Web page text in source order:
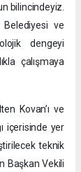
bilincindeyiz.
ve
dengeyi
çalışmaya
Kovan’ı ve
içerisinde yer
teknik
Başkan Vekili